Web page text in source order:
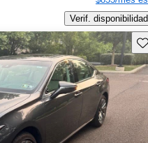
Verif. disponibilidad